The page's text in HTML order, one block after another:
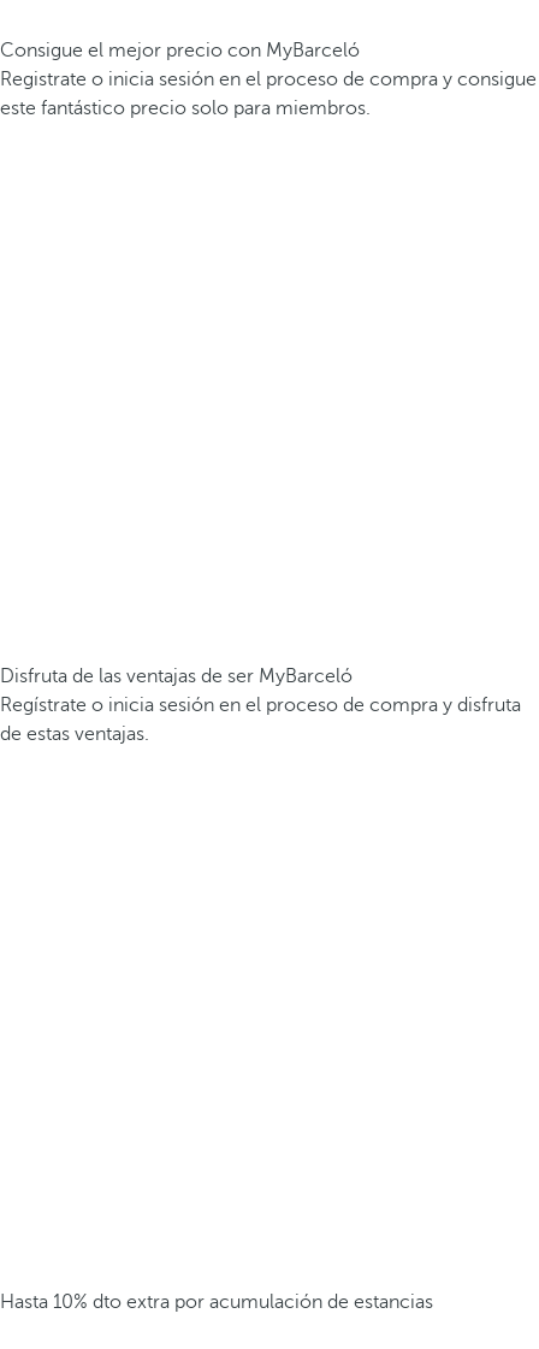
Consigue el mejor precio con MyBarceló
Registrate o inicia sesión en el proceso de compra y consigue
este fantástico precio solo para miembros.
Disfruta de las ventajas de ser MyBarceló
Regístrate o inicia sesión en el proceso de compra y disfruta
de estas ventajas.
Hasta 10% dto extra por acumulación de estancias